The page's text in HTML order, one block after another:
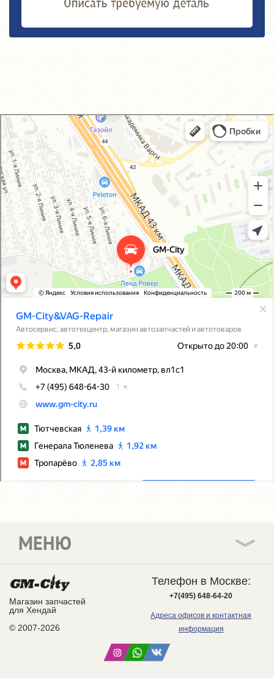
GM-City&VAG-Repair
Автосервис, автотехцентр в Москве
Магазин автозапчастей и автотоваров в Москве
Магазин запчастей
для Хендай
© 2007-2026
МЕНЮ
Телефон в Москве:
+7(495) 648-64-20
Адреса офисов и контактная
информация